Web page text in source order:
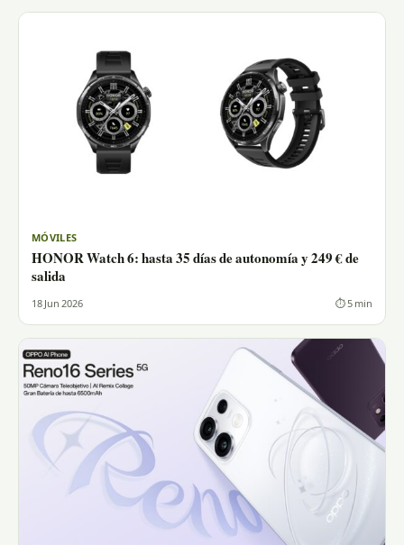
MÓVILES
HONOR Watch 6: hasta 35 días de autonomía y 249 € de
salida
18 Jun 2026 ⏱ 5 min